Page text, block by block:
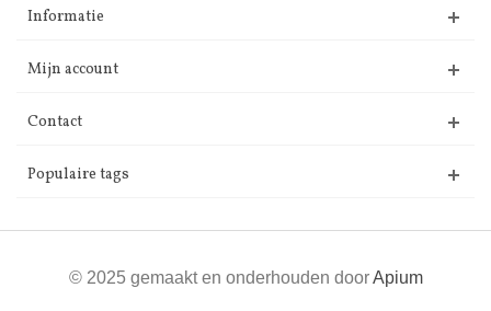
Informatie
Mijn account
Contact
Populaire tags
© 2025 gemaakt en onderhouden doorApium